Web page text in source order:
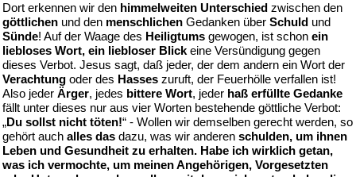
Dort erkennen wir den himmelweiten Unterschied zwischen den
göttlichen und den menschlichen Gedanken über Schuld und
Sünde! Auf der Waage des Heiligtums gewogen, ist schon ein
liebloses Wort, ein liebloser Blick eine Versündigung gegen
dieses Verbot. Jesus sagt, daß jeder, der dem andern ein Wort der
Verachtung oder des Hasses zuruft, der Feuerhölle verfallen ist!
Also jeder Ärger, jedes bittere Wort, jeder haß erfüllte Gedanke
fällt unter dieses nur aus vier Worten bestehende göttliche Verbot:
„Du sollst nicht töten!“ - Wollen wir demselben gerecht werden, so
gehört auch alles das dazu, was wir anderen schulden, um ihnen
Leben und Gesundheit zu erhalten. Habe ich wirklich getan,
was ich vermochte, um meinen Angehörigen, Vorgesetzten